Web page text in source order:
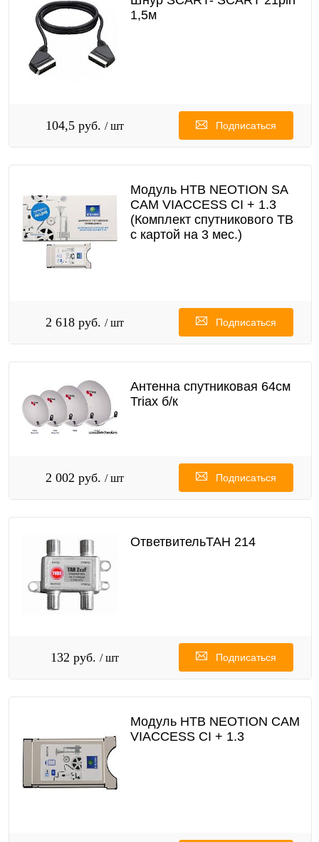
1,5м
104,5 руб. / шт Подписаться
Модуль НТВ NEOTION SA
CAM VIACCESS CI + 1.3
(Комплект спутникового ТВ
с картой на 3 мес.)
2 618 руб. / шт Подписаться
Антенна спутниковая 64см
Triax б/к
2 002 руб. / шт Подписаться
ОтветвительТАН 214
132 руб. / шт Подписаться
Модуль НТВ NEOTION CAM
VIACCESS CI + 1.3